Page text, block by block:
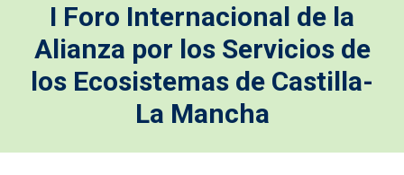
I Foro Internacional de la
Alianza por los Servicios de
los Ecosistemas de Castilla-
La Mancha